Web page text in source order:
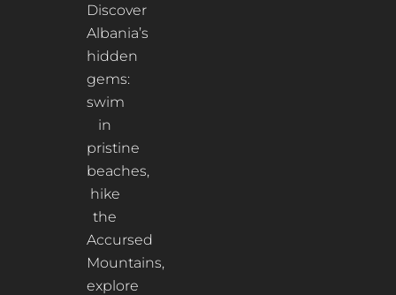
Discover
Albania’s
hidden
gems:
swim
in
pristine
beaches,
hike
the
Accursed
Mountains,
explore